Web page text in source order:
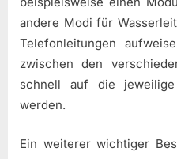
andere Modi für
Telefonleitungen
zwischen den
schnell auf die jeweilige
werden.
Ein weiterer wichtiger